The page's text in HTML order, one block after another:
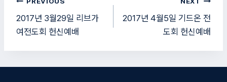
탐
색
2017년 3월29일 리브가
여전도회 헌신예배
2017년 4월5일 기드온 전
도회 헌신예배